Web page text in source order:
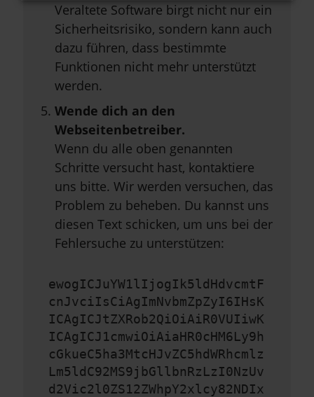
Veraltete Software birgt nicht nur ein
Sicherheitsrisiko, sondern kann auch
dazu führen, dass bestimmte
Funktionen nicht mehr unterstützt
werden.
Wende dich an den
Webseitenbetreiber.
Wenn du alle oben genannten
Schritte versucht hast, kontaktiere
uns bitte. Wir werden versuchen, das
Problem zu beheben. Du kannst uns
diesen Text schicken, um uns bei der
Fehlersuche zu unterstützen:
ewogICJuYW1lIjogIk5ldHdvcmtF
cnJvciIsCiAgImNvbmZpZyI6IHsK
ICAgICJtZXRob2QiOiAiR0VUIiwK
ICAgICJ1cmwiOiAiaHR0cHM6Ly9h
cGkueC5ha3MtcHJvZC5hdWRhcmlz
Lm5ldC92MS9jbGllbnRzLzI0NzUv
d2Vic2l0ZS12ZWhpY2xlcy82NDIx